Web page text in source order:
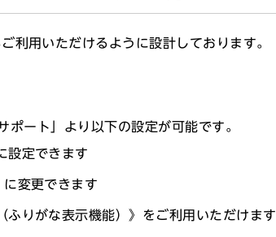
利用いただけるように設計しております。
ート」より以下の設定が可能です。
設定できます
変更できます
りがな表示機能）》をご利用いただけます